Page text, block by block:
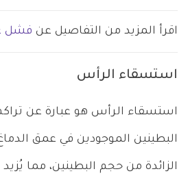
اقرأ المزيد من التفاصيل عن فشل
استسقاء الرأس
استسقاء الرأس هو عبارة عن
البطينين الموجودين في عمق
الزائدة من حجم البطينين، مما